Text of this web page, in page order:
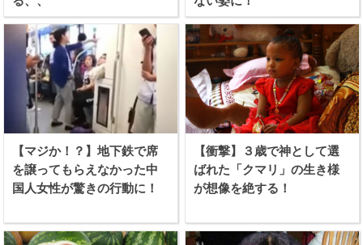
【マジか！？】地下鉄で席
を譲ってもらえなかった中
国人女性が驚きの行動に！
【衝撃】３歳で神として選
ばれた「クマリ」の生き様
が想像を絶する！